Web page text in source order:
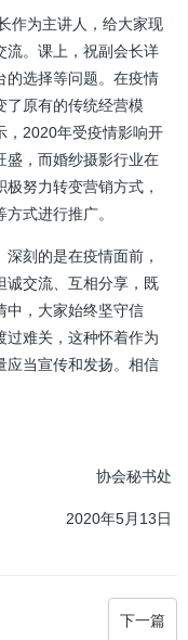
为主讲人，给大家现
流。课上，祝副会长详
的选择等问题。在疫情
了原有的传统经营模
，2020年受疫情影响开
盛，而婚纱摄影行业在
努力转变营销方式，
式进行推广。
刻的是在疫情面前，
诚交流、互相分享，既
中，大家始终坚守信
过难关，这种怀着作为
应当宣传和发扬。相信
书处
2020年5月13日
下一篇